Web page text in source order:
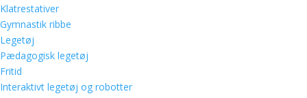
Klatrestativer
Gymnastik ribbe
Legetøj
Pædagogisk legetøj
Fritid
Interaktivt legetøj og robotter